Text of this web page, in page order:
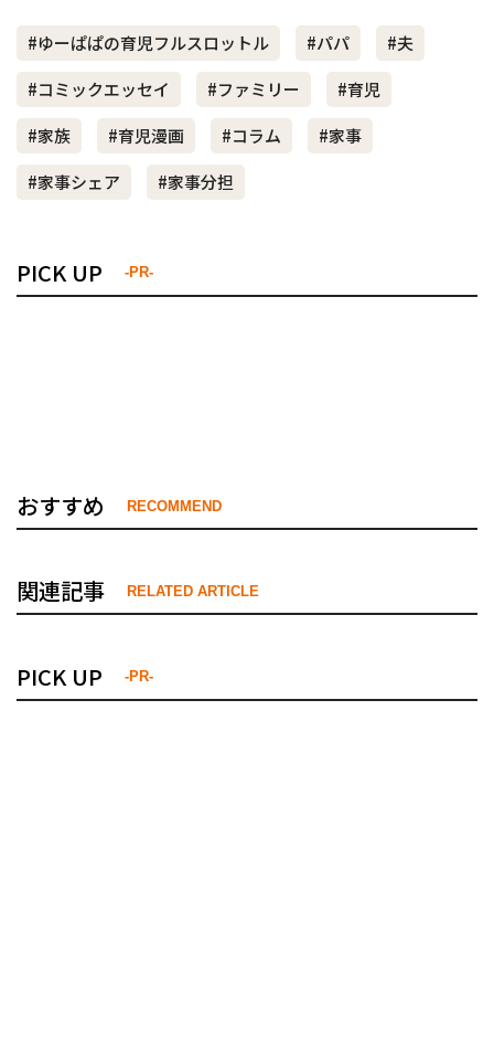
#ゆーぱぱの育児フルスロットル #パパ
#夫
#コミックエッセイ
#ファミリー
#育児
#家族
#育児漫画 #コラム
#家事
#家事シェア
#家事分担
PICK UP -PR-
おすすめ RECOMMEND
関連記事 RELATED ARTICLE
PICK UP -PR-